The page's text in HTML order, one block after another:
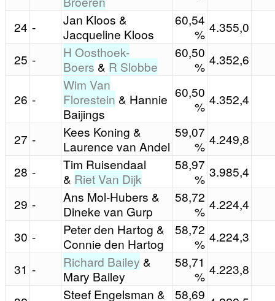
24 -
Jan Kloos &
Jacqueline Kloos
60,54
% 4.355,0
25 -
H Oosthoek-
Boers & R Slobbe
60,50
% 4.352,6
26 -
Wim Van
Florestein & Hannie
Baijings
60,50
% 4.352,4
27 -
Kees Koning &
Laurence van Andel
59,07
% 4.249,8
28 -
Tim Ruisendaal
& Riet Van Dijk
58,97
% 3.985,4
29 -
Ans Mol-Hubers &
Dineke van Gurp
58,72
% 4.224,4
30 -
Peter den Hartog &
Connie den Hartog
58,72
% 4.224,3
31 - Richard Bailey &
Mary Bailey
58,71
% 4.223,8
Steef Engelsman &
58,69